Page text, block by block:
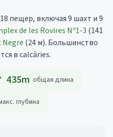
пещер, включая 9 шахт и 9
de les Rovires Nº1-3 (141
Negre (24 м). Большинство
в calcàries.
435m общая длина
глубина